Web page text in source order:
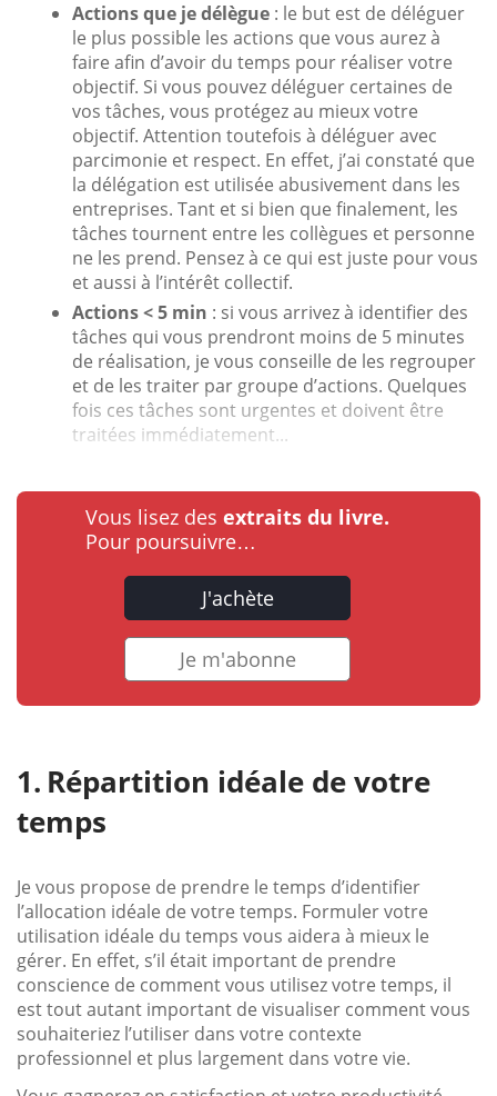
Actions que je délègue : le but est de déléguer
le plus possible les actions que vous aurez à
faire afin d’avoir du temps pour réaliser votre
objectif. Si vous pouvez déléguer certaines de
vos tâches, vous protégez au mieux votre
objectif. Attention toutefois à déléguer avec
parcimonie et respect. En effet, j’ai constaté que
la délégation est utilisée abusivement dans les
entreprises. Tant et si bien que finalement, les
tâches tournent entre les collègues et personne
ne les prend. Pensez à ce qui est juste pour vous
et aussi à l’intérêt collectif.
Actions < 5 min : si vous arrivez à identifier des
tâches qui vous prendront moins de 5 minutes
de réalisation, je vous conseille de les regrouper
et de les traiter par groupe d’actions. Quelques
fois ces tâches sont urgentes et doivent être
traitées immédiatement...
Vous lisez des extraits du livre.
Pour poursuivre…
J'achète
Je m'abonne
Répartition idéale de votre
temps
Je vous propose de prendre le temps d’identifier
l’allocation idéale de votre temps. Formuler votre
utilisation idéale du temps vous aidera à mieux le
gérer. En effet, s’il était important de prendre
conscience de comment vous utilisez votre temps, il
est tout autant important de visualiser comment vous
souhaiteriez l’utiliser dans votre contexte
professionnel et plus largement dans votre vie.